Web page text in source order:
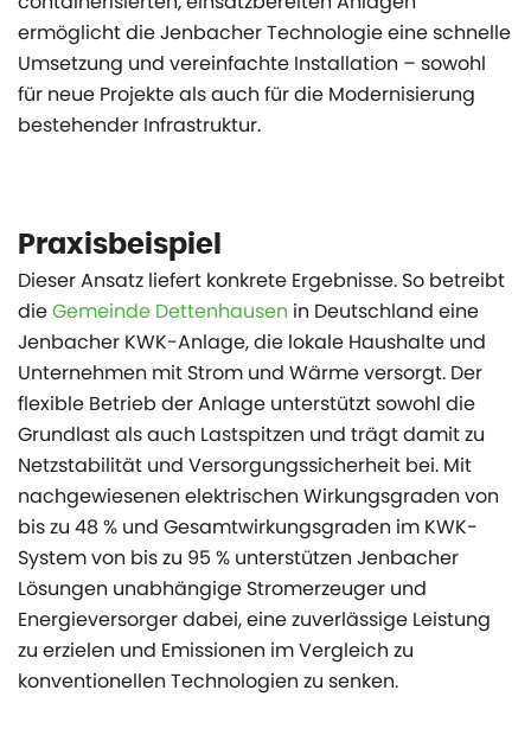
ermöglicht die Jenbacher Technologie eine schnelle
Umsetzung und vereinfachte Installation – sowohl
für neue Projekte als auch für die Modernisierung
bestehender Infrastruktur.
Praxisbeispiel
Dieser Ansatz liefert konkrete Ergebnisse. So betreibt
dieGemeinde Dettenhausen in Deutschland eine
Jenbacher KWK-Anlage, die lokale Haushalte und
Unternehmen mit Strom und Wärme versorgt. Der
flexible Betrieb der Anlage unterstützt sowohl die
Grundlast als auch Lastspitzen und trägt damit zu
Netzstabilität und Versorgungssicherheit bei. Mit
nachgewiesenen elektrischen Wirkungsgraden von
bis zu 48 % und Gesamtwirkungsgraden im KWK-
System von bis zu 95 % unterstützen Jenbacher
Lösungen unabhängige Stromerzeuger und
Energieversorger dabei, eine zuverlässige Leistung
zu erzielen und Emissionen im Vergleich zu
konventionellen Technologien zu senken.